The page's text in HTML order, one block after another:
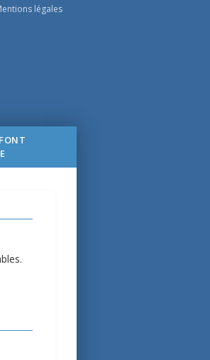
légales